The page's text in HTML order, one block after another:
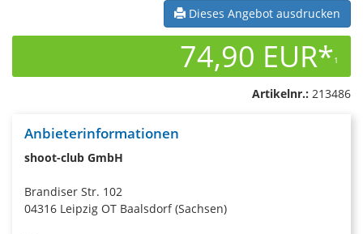
Dieses Angebot ausdrucken
74,90 EUR*1
Artikelnr.: 213486
Anbieterinformationen
shoot-club GmbH
Brandiser Str. 102
04316 Leipzig OT Baalsdorf (Sachsen)